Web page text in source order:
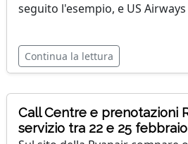
seguito l'esempio, e US Airways
Continua la lettura
Call Centre e prenotazioni
servizio tra 22 e 25